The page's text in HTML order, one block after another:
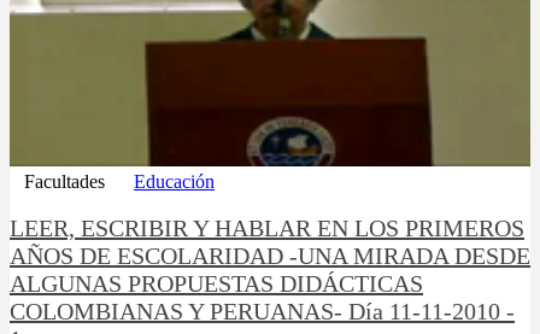
Facultades Educación
LEER, ESCRIBIR Y HABLAR EN LOS PRIMEROS
AÑOS DE ESCOLARIDAD -UNA MIRADA DESDE
ALGUNAS PROPUESTAS DIDÁCTICAS
COLOMBIANAS Y PERUANAS- Dí­a 11-11-2010 -